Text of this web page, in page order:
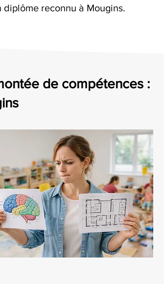
diplôme reconnu à Mougins.
de compétences :